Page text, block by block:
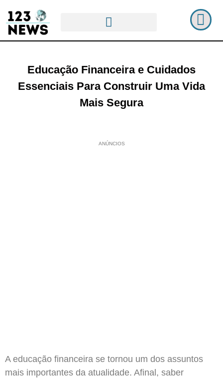
Educação Financeira e Cuidados
Essenciais Para Construir Uma Vida
Mais Segura
ANÚNCIOS
A educação financeira se tornou um dos assuntos
mais importantes da atualidade. Afinal, saber